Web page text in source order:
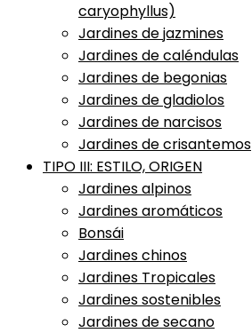
caryophyllus)
Jardines de jazmines
Jardines de caléndulas
Jardines de begonias
Jardines de gladiolos
Jardines de narcisos
Jardines de crisantemos
TIPO III: ESTILO, ORIGEN
Jardines alpinos
Jardines aromáticos
Bonsái
Jardines chinos
Jardines Tropicales
Jardines sostenibles
Jardines de secano